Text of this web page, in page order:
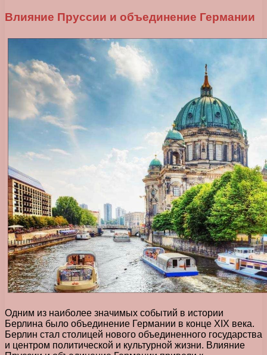
Влияние Пруссии и объединение Германии
Одним из наиболее значимых событий в истории
Берлина было объединение Германии в конце XIX века.
Берлин стал столицей нового объединенного государства
и центром политической и культурной жизни. Влияние